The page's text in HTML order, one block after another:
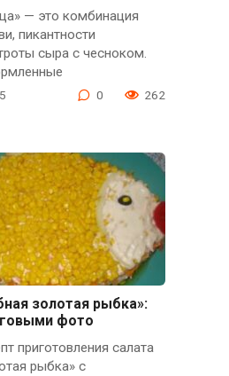
— это комбинация
пикантности
сыра с чесноком.
5 0 262
золотая рыбка»:
фото
приготовления салата
рыбка» с